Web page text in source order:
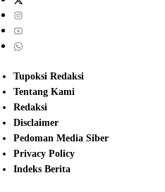
Tupoksi Redaksi
Tentang Kami
Redaksi
Disclaimer
Pedoman Media Siber
Privacy Policy
Indeks Berita